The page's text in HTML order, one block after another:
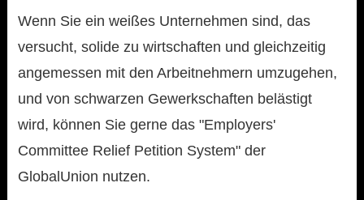
Wenn Sie ein weißes Unternehmen sind, das
versucht, solide zu wirtschaften und gleichzeitig
angemessen mit den Arbeitnehmern umzugehen,
und von schwarzen Gewerkschaften belästigt
wird, können Sie gerne das "Employers'
Committee Relief Petition System" der
GlobalUnion nutzen.